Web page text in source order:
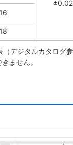
16
18
デジタルカタログ
ません。